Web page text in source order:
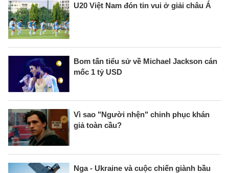
U20 Việt Nam đón tin vui ở giải châu Á
Bom tấn tiểu sử về Michael Jackson cán
mốc 1 tỷ USD
Vì sao "Người nhện" chinh phục khán
giả toàn cầu?
Nga - Ukraine và cuộc chiến giành bầu